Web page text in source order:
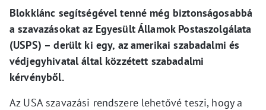
Blokklánc segítségével tenné még biztonságosabbá
a szavazásokat az Egyesült Államok Postaszolgálata
(USPS) – derült ki egy, az amerikai szabadalmi és
védjegyhivatal által közzétett szabadalmi
kérvényből.
Az USA szavazási rendszere lehetővé teszi, hogy a